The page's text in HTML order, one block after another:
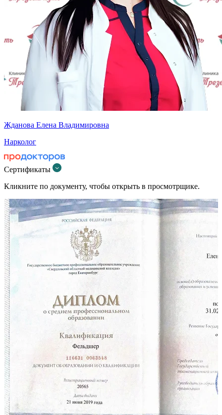
Жданова Елена Владимировна
Нарколог
Сертификаты
Кликните по документу, чтобы открыть в просмотрщике.